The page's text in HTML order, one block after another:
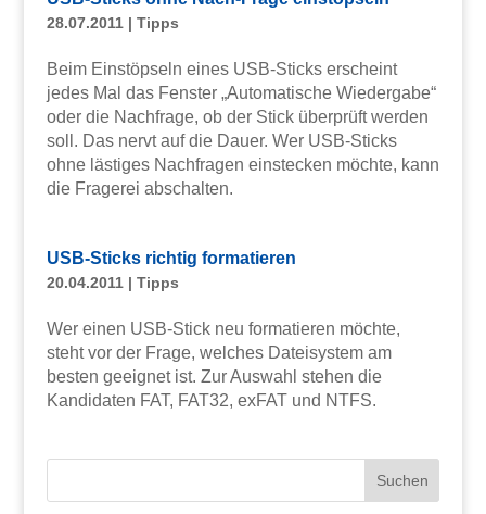
28.07.2011| Tipps
Beim Einstöpseln eines USB-Sticks erscheint
jedes Mal das Fenster „Automatische Wiedergabe“
oder die Nachfrage, ob der Stick überprüft werden
soll. Das nervt auf die Dauer. Wer USB-Sticks
ohne lästiges Nachfragen einstecken möchte, kann
die Fragerei abschalten.
USB-Sticks richtig formatieren
20.04.2011| Tipps
Wer einen USB-Stick neu formatieren möchte,
steht vor der Frage, welches Dateisystem am
besten geeignet ist. Zur Auswahl stehen die
Kandidaten FAT, FAT32, exFAT und NTFS.